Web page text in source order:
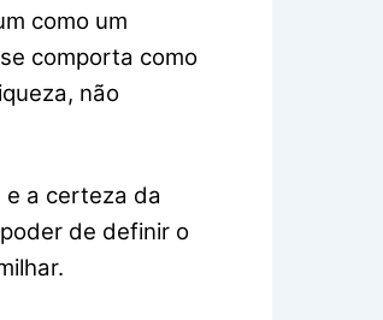
como um
comporta como
não
e a certeza da
de definir o